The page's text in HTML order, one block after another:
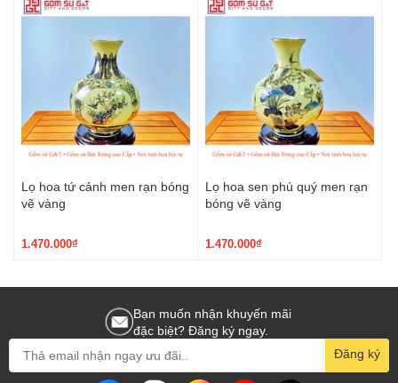
Lọ hoa tứ cảnh men rạn bóng
vẽ vàng
1.470.000₫
Lọ hoa sen phú quý men rạn
bóng vẽ vàng
1.470.000₫
Bạn muốn nhận khuyến mãi
đặc biệt? Đăng ký ngay.
Đăng ký